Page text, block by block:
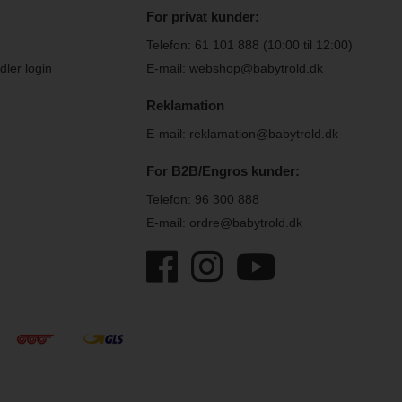
login
For privat kunder:
Telefon: 61 101 888 (10:00 til 12:00)
E-mail: webshop@babytrold.dk
Reklamation
E-mail: reklamation@babytrold.dk
For B2B/Engros kunder:
Telefon: 96 300 888
E-mail: ordre@babytrold.dk